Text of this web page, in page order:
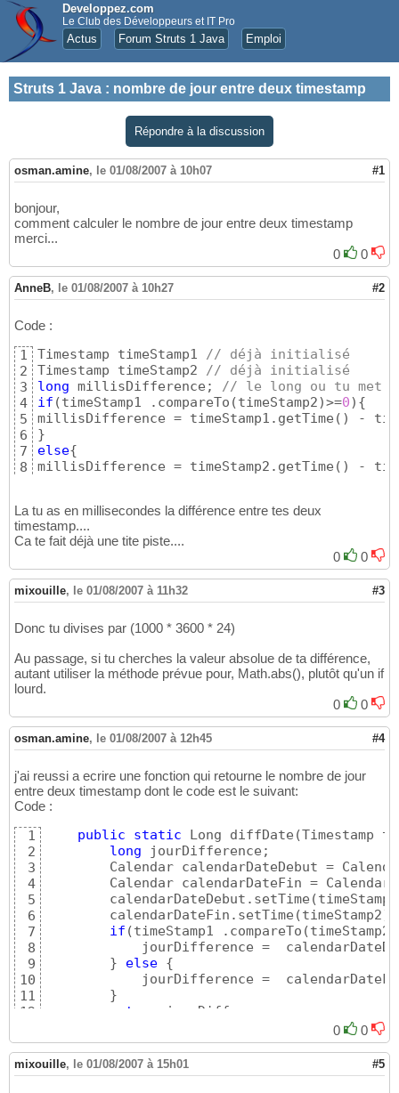
Developpez.com
Le Club des Développeurs et IT Pro
Actus Forum Struts 1 Java Emploi
Struts 1 Java : nombre de jour entre deux timestamp
Répondre à la discussion
osman.amine, le 01/08/2007 à 10h07 #1
bonjour,
comment calculer le nombre de jour entre deux timestamp
merci...
0
0
AnneB, le 01/08/2007 à 10h27 #2
Code :
1
2
3
4
5
6
7
8
Timestamp timeStamp1 // déjà initialisé
Timestamp timeStamp2 // déjà initialisé
long millisDifference; // le long ou tu met
if (timeStamp1 .compareTo (timeStamp2)>=0) {
millisDifference = timeStamp1.getTime ( )
-
}
else{
millisDifference = timeStamp2.getTime ( )
-
La tu as en millisecondes la différence entre tes deux
timestamp....
Ca te fait déjà une tite piste....
0
0
mixouille, le 01/08/2007 à 11h32 #3
Donc tu divises par (1000 * 3600 * 24)
Au passage, si tu cherches la valeur absolue de ta différence,
autant utiliser la méthode prévue pour, Math.abs(), plutôt qu'un if
lourd.
0
0
osman.amine, le 01/08/2007 à 12h45 #4
j'ai reussi a ecrire une fonction qui retourne le nombre de jour
entre deux timestamp dont le code est le suivant:
Code :
1
2
3
4
5
6
7
8
9
10
11
12
public static Long diffDate (Timestamp
long jourDifference;
Calendar calendarDateDebut =
Calendar calendarDateFin =
        calendarDateDebut.setTime
(timeStamp1
        calendarDateFin.setTime
(timeStamp2)
if (timeStamp1 .compareTo (timeStamp2
jourDifference =
}
else {
jourDifference =
}
return
jourDifference;
0 0
mixouille, le 01/08/2007 à 15h01 #5